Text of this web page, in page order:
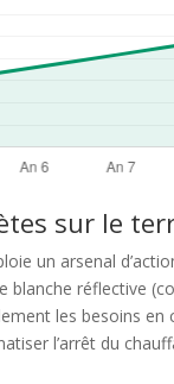
sur le
un arsenal
blanche réflective
les besoins
l’arrêt du